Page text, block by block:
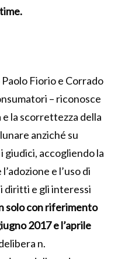
Fiorio e Corrado
– riconosce
la scorrettezza della
anziché su
giudici, accogliendo la
e l’uso di
diritti e gli interessi
solo con riferimento
2017 e l’aprile
n.